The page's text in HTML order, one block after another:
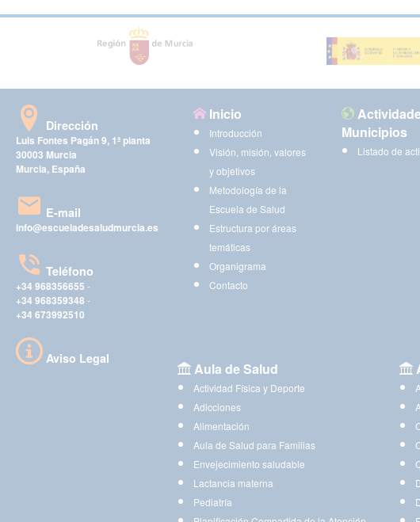
Dirección
Luis Fontes Pagán 9, 1ª planta
30003 Murcia
Murcia, España
E-mail
info@escueladesaludmurcia.es
Teléfono
+34 968356655 -
+34 968359348 -
+34 673992510
Aviso Legal
Inicio
Introducción
Visión, misión, valores
y objetivos
Metodología de la
Escuela de Salud
Estructura por áreas
temáticas
Organigrama
Contacto
Municipios
Listado de
Aula de Salud
Actividad Física y Deporte
Adicciones
Alimentación
Aula de Salud para Familias
Envejecimiento saludable
Lactancia materna
Pediatría